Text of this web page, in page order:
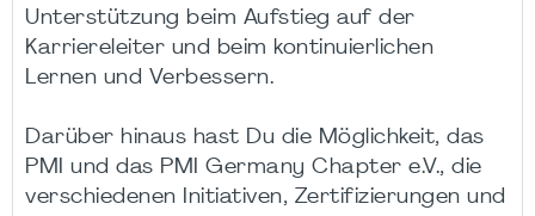
Unterstützung beim Aufstieg auf der
Karriereleiter und beim kontinuierlichen
Lernen und Verbessern.
Darüber hinaus hast Du die Möglichkeit, das
PMI und das PMI Germany Chapter e.V., die
verschiedenen Initiativen, Zertifizierungen und